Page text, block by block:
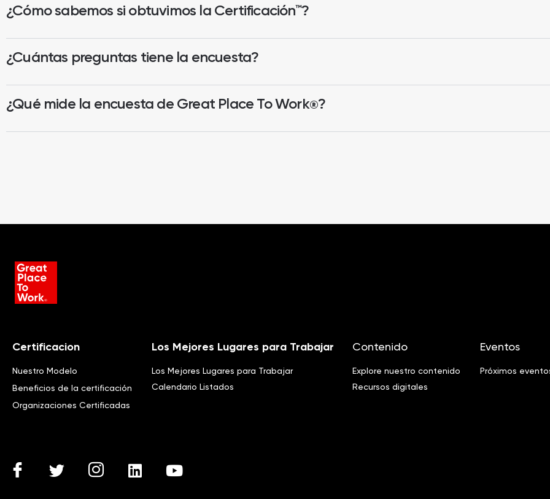
¿Cómo sabemos si obtuvimos la Certificación™?
¿Cuántas preguntas tiene la encuesta?
¿Qué mide la encuesta de Great Place To Work®?
Certificacion
Nuestro Modelo
Beneficios de la certificación
Organizaciones Certificadas
Los Mejores Lugares para Trabajar
Los Mejores Lugares para Trabajar
Calendario Listados
Contenido
Explore nuestro contenido
Recursos digitales
Eventos
Próximos